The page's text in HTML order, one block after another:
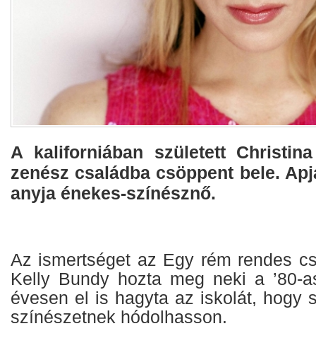
A kaliforniában született
zenész családba csöppent bele.
anyja énekes-színésznő.
Az ismertséget az Egy rém rendes
Kelly Bundy hozta meg neki a ’80-
évesen el is hagyta az iskolát, hogy
színészetnek hódolhasson.